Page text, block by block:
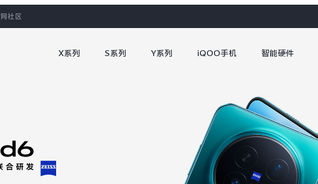
社区
X系列 S系列 Y系列 iQOO手机 智能硬件